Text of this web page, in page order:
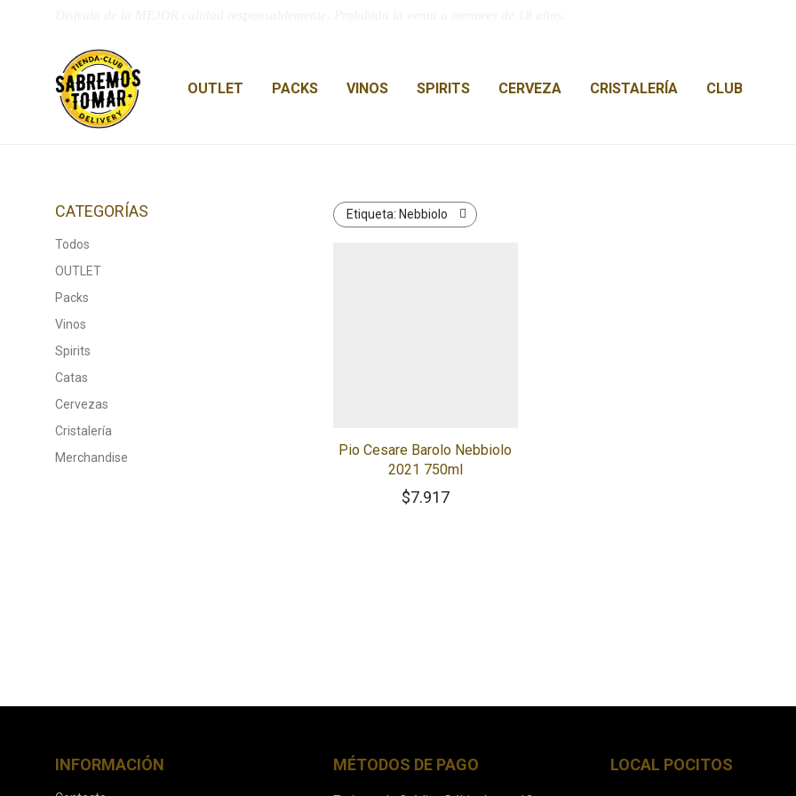
OUTLET PACKS VINOS SPIRITS CERVEZA CRISTALERÍA CLUB
CATEGORÍAS
Todos
OUTLET
Packs
Vinos
Spirits
Catas
Cervezas
Cristalería
Merchandise
Etiqueta: Nebbiolo
Pio Cesare Barolo Nebbiolo
2021 750ml
$7.917
INFORMACIÓN MÉTODOS DE PAGO LOCAL POCITOS